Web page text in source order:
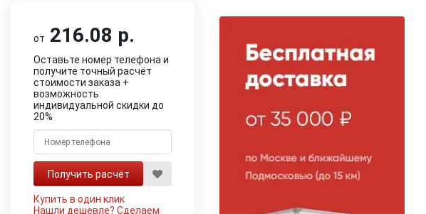
от 216.08 р.
Оставьте номер телефона и
получите точный расчёт
стоимости заказа +
возможность
индивидуальной скидки до
20%
Купить в один клик
Нашли дешевле?Сделаем